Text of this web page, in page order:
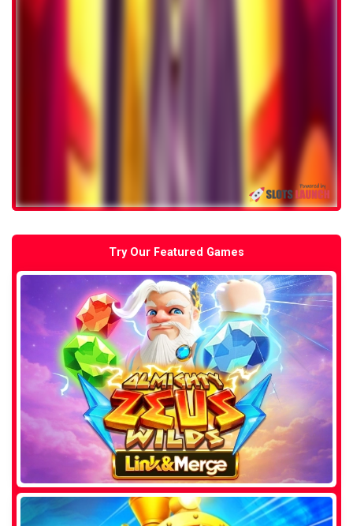
Try Our Featured Games